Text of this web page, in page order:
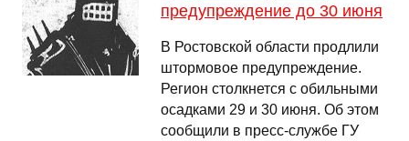
предупреждение до 30 июня
В Ростовской области продлили
штормовое предупреждение.
Регион столкнется с обильными
осадками 29 и 30 июня. Об этом
сообщили в пресс-службе ГУ